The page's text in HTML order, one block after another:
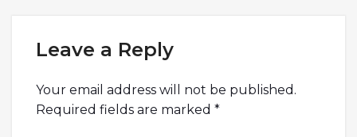
Leave a Reply
Your email address will not be published.
Required fields are marked *